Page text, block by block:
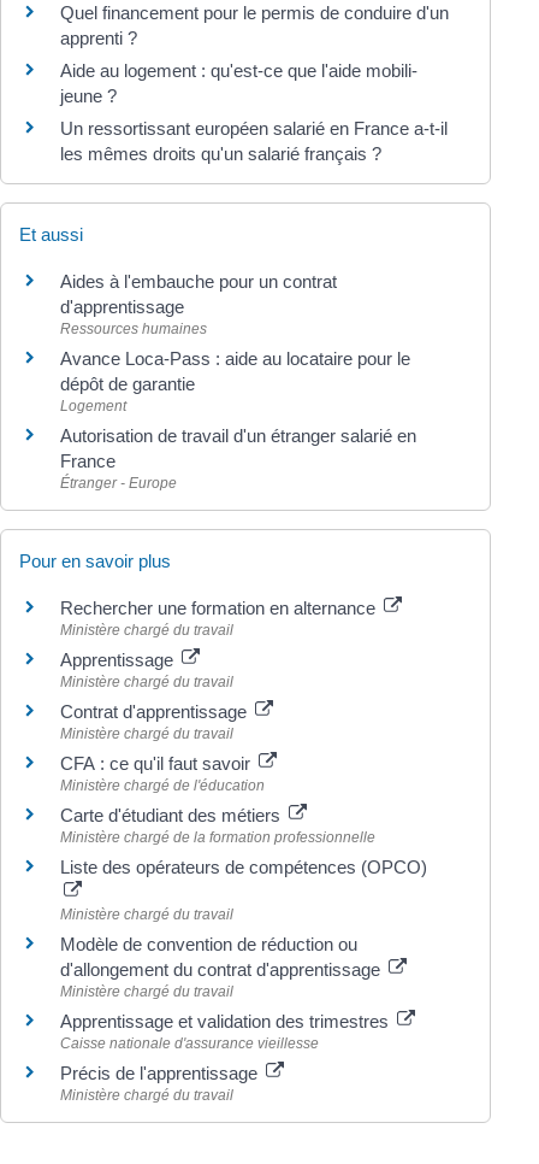
Quel financement pour le permis de conduire d'un
apprenti ?
Aide au logement : qu'est-ce que l'aide mobili-
jeune ?
Un ressortissant européen salarié en France a-t-il
les mêmes droits qu'un salarié français ?
Et aussi
Aides à l'embauche pour un contrat
d'apprentissage
Ressources humaines
Avance Loca-Pass : aide au locataire pour le
dépôt de garantie
Logement
Autorisation de travail d'un étranger salarié en
France
Étranger - Europe
Pour en savoir plus
Rechercher une formation en alternance
Ministère chargé du travail
Apprentissage
Ministère chargé du travail
Contrat d'apprentissage
Ministère chargé du travail
CFA : ce qu'il faut savoir
Ministère chargé de l'éducation
Carte d'étudiant des métiers
Ministère chargé de la formation professionnelle
Liste des opérateurs de compétences (OPCO)
Ministère chargé du travail
Modèle de convention de réduction ou
d'allongement du contrat d'apprentissage
Ministère chargé du travail
Apprentissage et validation des trimestres
Caisse nationale d'assurance vieillesse
Précis de l'apprentissage
Ministère chargé du travail